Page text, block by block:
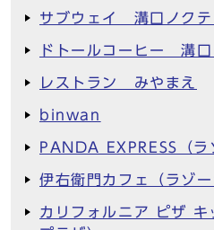
サブウェイ 溝口ノクテ
ドトールコーヒー 溝
レストラン みやまえ
binwan
PANDA EXPRESS（ラ
伊右衛門カフェ（ラゾー
カリフォルニア ピザ キ